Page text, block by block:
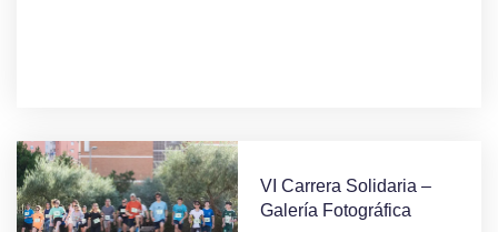
VI Carrera Solidaria –
Galería Fotográfica